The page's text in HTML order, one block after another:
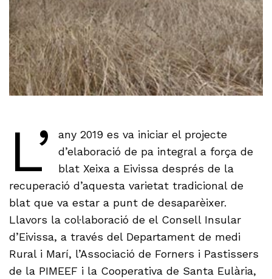
L’
any 2019 es va iniciar el projecte
d’elaboració de pa integral a força de
blat Xeixa a Eivissa després de la
recuperació d’aquesta varietat tradicional de
blat que va estar a punt de desaparèixer.
Llavors la col·laboració de el Consell Insular
d’Eivissa, a través del Departament de medi
Rural i Marí, l’Associació de Forners i Pastissers
de la PIMEEF i la Cooperativa de Santa Eulària,